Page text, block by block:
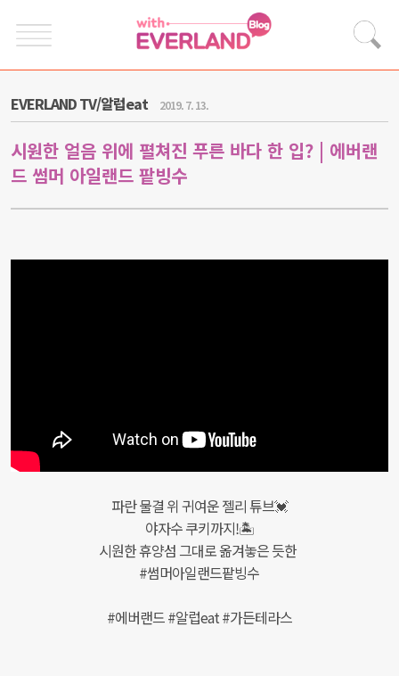
EVERLAND TV/알럽eat 2019. 7. 13.
시원한 얼음 위에 펼쳐진 푸른 바다 한 입? | 에버랜
드 썸머 아일랜드 팥빙수
파란 물결 위 귀여운 젤리 튜브💓
야자수 쿠키까지!🏝
시원한 휴양섬 그대로 옮겨놓은 듯한
#썸머아일랜드팥빙수
#에버랜드 #알럽eat #가든테라스